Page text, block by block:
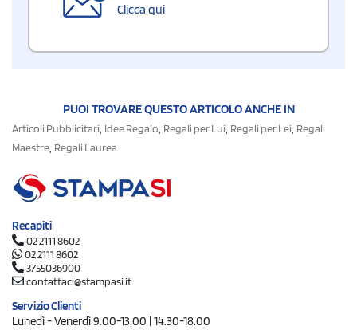
Clicca qui
PUOI TROVARE QUESTO ARTICOLO ANCHE IN
Articoli Pubblicitari, Idee Regalo, Regali per Lui, Regali per Lei, Regali
Maestre, Regali Laurea
Recapiti
02 2111 8602
02 2111 8602
3755036900
contattaci@stampasi.it
Servizio Clienti
Lunedì - Venerdì 9.00-13.00 | 14.30-18.00